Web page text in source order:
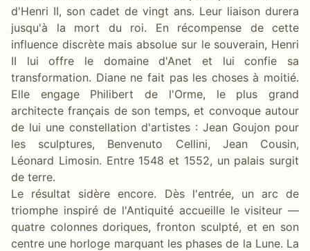
d'Henri II, son cadet de vingt ans. Leur liaison durera
jusqu'à la mort du roi. En récompense de cette
influence discrète mais absolue sur le souverain, Henri
II lui offre le domaine d'Anet et lui confie sa
transformation. Diane ne fait pas les choses à moitié.
Elle engage Philibert de l'Orme, le plus grand
architecte français de son temps, et convoque autour
de lui une constellation d'artistes : Jean Goujon pour
les sculptures, Benvenuto Cellini, Jean Cousin,
Léonard Limosin. Entre 1548 et 1552, un palais surgit
de terre.
Le résultat sidère encore. Dès l'entrée, un arc de
triomphe inspiré de l'Antiquité accueille le visiteur —
quatre colonnes doriques, fronton sculpté, et en son
centre une horloge marquant les phases de la Lune. La